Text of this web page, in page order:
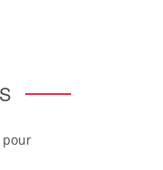
pour